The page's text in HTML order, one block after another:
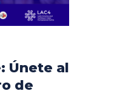
Únete al
de